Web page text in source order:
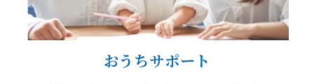
おうちサポート